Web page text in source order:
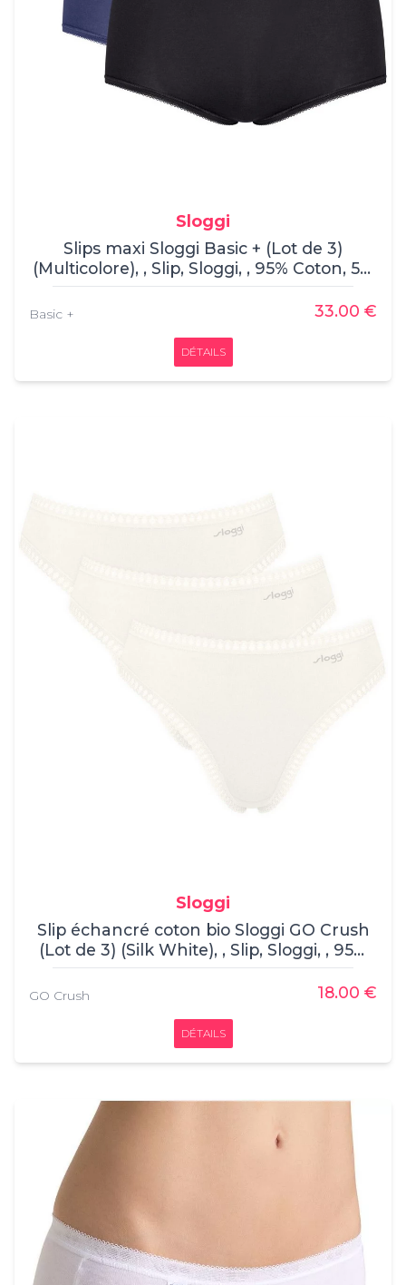
Sloggi
Slips maxi Sloggi Basic + (Lot de 3)
(Multicolore), , Slip, Sloggi, , 95% Coton, 5%
Élasthanne
Basic + 33.00 €
DÉTAILS
Sloggi
Slip échancré coton bio Sloggi GO Crush
(Lot de 3) (Silk White), , Slip, Sloggi, , 95%
Coton, 5% Elasthanne
GO Crush 18.00 €
DÉTAILS